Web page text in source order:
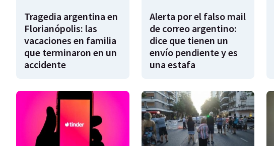
Tragedia argentina en
Florianópolis: las
vacaciones en familia
que terminaron en un
accidente
Alerta por el falso mail
de correo argentino:
dice que tienen un
envío pendiente y es
una estafa